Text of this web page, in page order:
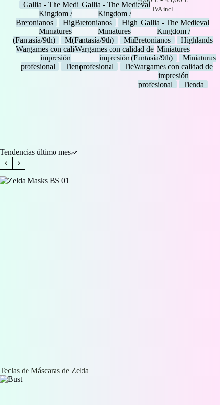
desde
9,00 €
hasta
29,00 €
Gallia - The Medieval
Kingdom /
Bretonianos
Highlands
Miniatures
(Fantasía/9th)
Miniaturas
Wargames con calidad de
impresión
profesional
Tienda
desde
4,00 €
hasta
43,00 €
Gallia - The Medieval
Kingdom /
Bretonianos
Highlands
Miniatures
(Fantasía/9th)
Miniaturas
Wargames con calidad de
impresión
profesional
Tienda
precios:
desde
4,00 €
hasta
43,00 €
IVA incl.
Gallia - The Medieval
Kingdom /
Bretonianos
Highlands
Miniatures
(Fantasía/9th)
Miniaturas
Wargames con calidad de
impresión
profesional
Tienda
Tendencias último mes
Teclas de Máscaras de Zelda